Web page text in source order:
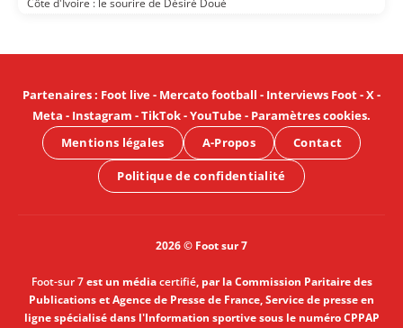
Côte d'Ivoire : le sourire de Désiré Doué
Partenaires: Foot live- Mercato football - Interviews Foot-X-
Meta - Instagram -TikTok-YouTube- Paramètres cookies.
Mentions légales
A-Propos Contact
Politique de confidentialité
2026 © Foot sur 7
Foot-sur 7est un médiacertifié, par la Commission Paritaire des
Publications et Agence de Presse de France, Service de presse en
ligne spécialisé dans l'Information sportive sous le numéro CPPAP